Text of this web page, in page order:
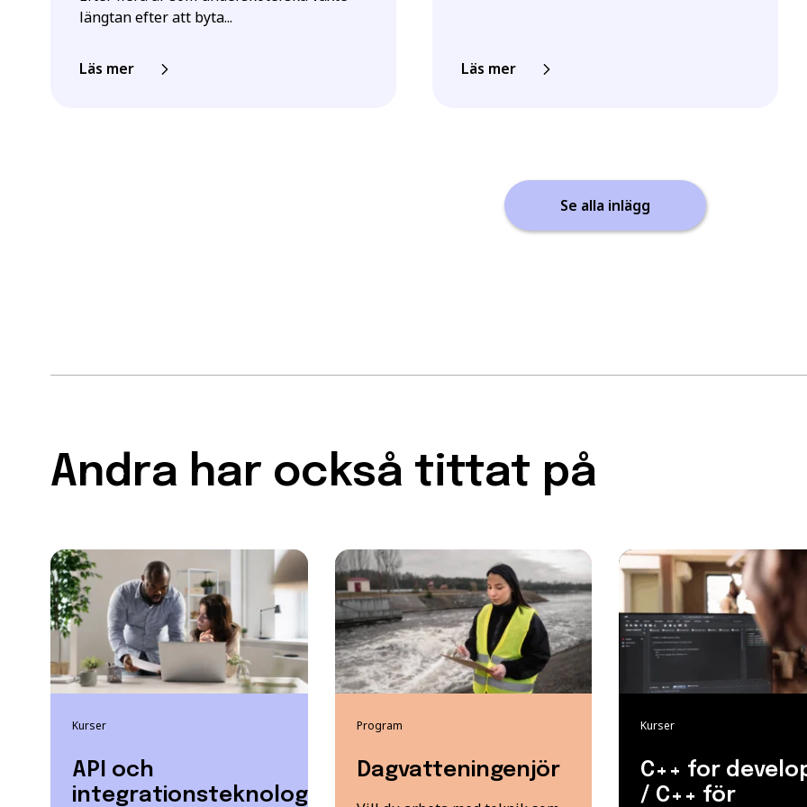
längtan efter att byta...
Läs mer Läs mer
Se alla inlägg
Andra har också tittat på
Kurser
API och
integrationsteknologi
Program
Dagvatteningenjör
Kurser
C++ for
/ C++ för